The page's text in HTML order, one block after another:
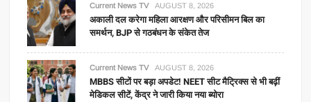
Current News TV AUGUST 8, 2026
अकाली दल करेगा महिला आरक्षण और परिसीमन बिल का
समर्थन, BJP से गठबंधन के संकेत तेज
Current News TV AUGUST 8, 2026
MBBS सीटों पर बड़ा अपडेट! NEET सीट मैट्रिक्स से भी बढ़ीं
मेडिकल सीटें, केंद्र ने जारी किया नया ब्योरा